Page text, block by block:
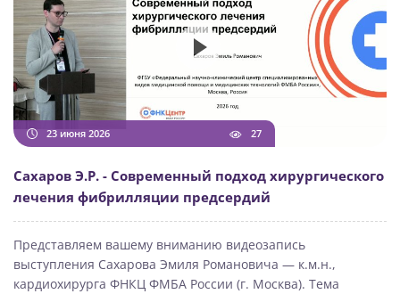
23 июня 2026 27
Сахаров Э.Р. - Современный подход хирургического
лечения фибрилляции предсердий
Представляем вашему вниманию видеозапись
выступления Сахарова Эмиля Романовича — к.м.н.,
кардиохирурга ФНКЦ ФМБА России (г. Москва). Тема